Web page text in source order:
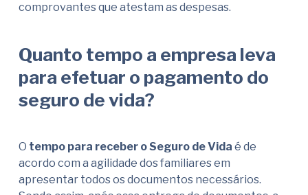
comprovantes que atestam as despesas.
Quanto tempo a empresa leva
para efetuar o pagamento do
seguro de vida?
O tempo para receber o Seguro de Vida é de
acordo com a agilidade dos familiares em
apresentar todos os documentos necessários.